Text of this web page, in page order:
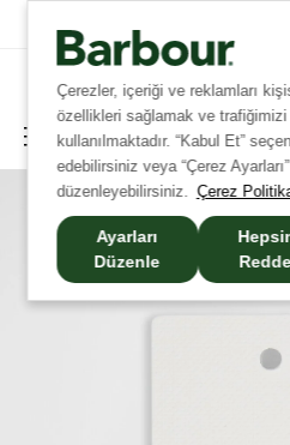
Çerezler, içeriği ve reklamları
özellikleri sağlamak ve
kullanılmaktadır. “Kabul Et”
edebilirsiniz veya “Çerez
düzenleyebilirsiniz. Çerez
Ayarları
Düzenle